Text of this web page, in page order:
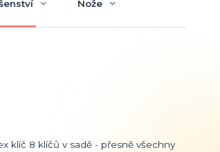
Nože
klíč 8 klíčů v sadě - přesně všechny